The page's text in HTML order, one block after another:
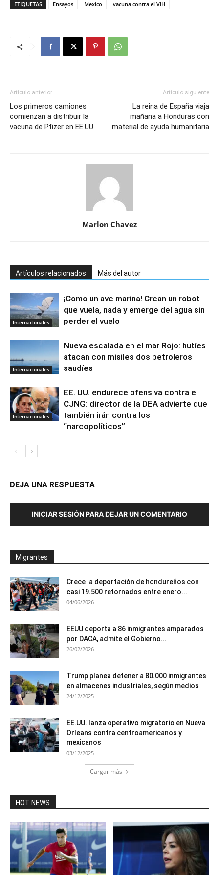
ETIQUETAS Ensayos Mexico vacuna contra el VIH
Artículo anterior
Los primeros camiones
comienzan a distribuir la
vacuna de Pfizer en EE.UU.
Artículo siguiente
La reina de España viaja
mañana a Honduras con
material de ayuda humanitaria
Marlon Chavez
Artículos relacionados Más del autor
Internacionales
¡Como un ave marina! Crean un robot
que vuela, nada y emerge del agua sin
perder el vuelo
Internacionales
Nueva escalada en el mar Rojo: hutíes
atacan con misiles dos petroleros
saudíes
Internacionales
EE. UU. endurece ofensiva contra el
CJNG: director de la DEA advierte que
también irán contra los
“narcopolíticos”
DEJA UNA RESPUESTA
INICIAR SESIÓN PARA DEJAR UN COMENTARIO
Migrantes
Crece la deportación de hondureños con
casi 19.500 retornados entre enero...
04/06/2026
EEUU deporta a 86 inmigrantes amparados
por DACA, admite el Gobierno...
26/02/2026
Trump planea detener a 80.000 inmigrantes
en almacenes industriales, según medios
24/12/2025
EE.UU. lanza operativo migratorio en Nueva
Orleans contra centroamericanos y
mexicanos
03/12/2025
Cargar más
HOT NEWS